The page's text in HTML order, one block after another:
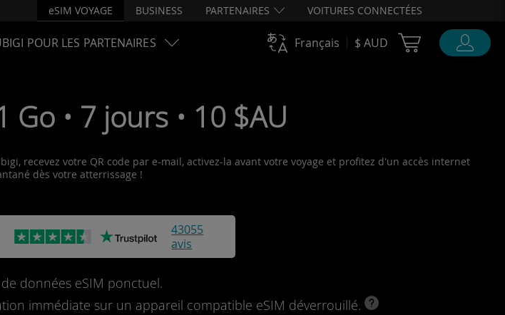
eSIM VOYAGE BUSINESS PARTENAIRES VOITURES CONNECTÉES
POUR LES PARTENAIRES Français $ AUD Cart Ubigi
Go • 7 jours • 10 $AU
recevez votre QR code par e-mail, activez-la avant votre voyage et profitez d'un accès internet
dès votre atterrissage !
43055
avis
données eSIM ponctuel.
immédiate sur un appareil compatible eSIM déverrouillé.